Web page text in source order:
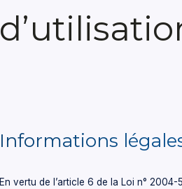
Informations
En vertu de l’article 6 de la Loi n°